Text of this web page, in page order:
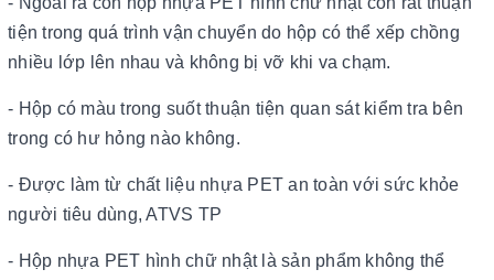
tiện trong quá trình vận chuyển do hộp có thể xếp chồng
nhiều lớp lên nhau và không bị vỡ khi va chạm.
- Hộp có màu trong suốt thuận tiện quan sát kiểm tra bên
trong có hư hỏng nào không.
- Được làm từ chất liệu nhựa PET an toàn với sức khỏe
người tiêu dùng, ATVS TP
- Hộp nhựa PET hình chữ nhật là sản phẩm không thể